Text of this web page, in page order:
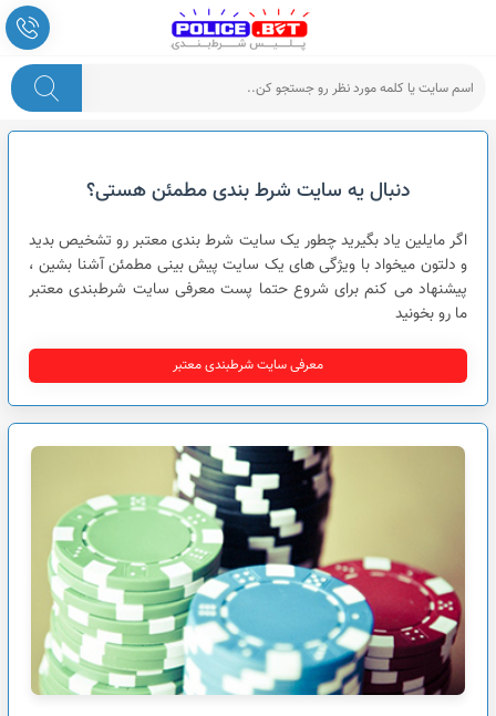
دنبال یه سایت شرط بندی مطمئن هستی؟
اگر مایلین یاد بگیرید چطور یک سایت شرط بندی معتبر رو تشخیص بدید
و دلتون میخواد با ویژگی های یک سایت پیش بینی مطمئن آشنا بشین ،
پیشنهاد می کنم برای شروع حتما پست معرفی سایت شرطبندی معتبر
ما رو بخونید
معرفی سایت شرطبندی معتبر